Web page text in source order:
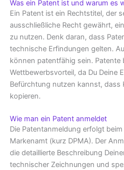
Was ein Patent ist und warum es
Ein Patent ist ein Rechtstitel, der
ausschließliche Recht gewährt,
zu nutzen. Denk daran, dass
technische Erfindungen gelten.
können patentfähig sein. Patente
Wettbewerbsvorteil, da Du Deine
Befürchtung nutzen kannst, dass
kopieren.
Wie man ein Patent anmeldet
Die Patentanmeldung erfolgt
Markenamt (kurz DPMA). Der
die detaillierte Beschreibung
technischer Zeichnungen und